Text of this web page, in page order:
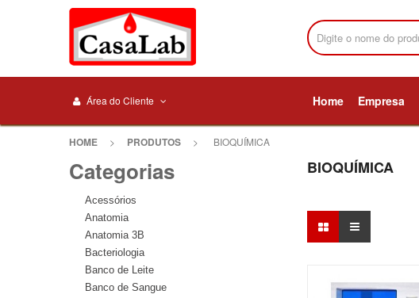
Área do Cliente Home Empresa
HOME > PRODUTOS > BIOQUÍMICA
BIOQUÍMICA
Categorias
Acessórios
Anatomia
Anatomia 3B
Bacteriologia
Banco de Leite
Banco de Sangue